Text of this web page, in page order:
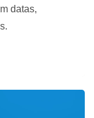
datas,